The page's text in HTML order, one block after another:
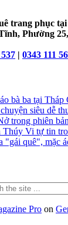
trang phục
Phường
| 0343 111
bà ba tại Tháp
siêu dễ
trong phiên
Vi tự tin
"gái quê", mặc
Pro on